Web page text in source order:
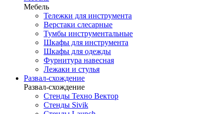
Мебель
Тележки для инструмента
Верстаки слесарные
Тумбы инструментальные
Шкафы для инструмента
Шкафы для одежды
Фурнитура навесная
Лежаки и стулья
Развал-схождение
Развал-схождение
Стенды Техно Вектор
Стенды Sivik